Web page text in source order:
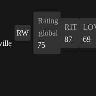
RW
Rating
global
75
RIT
87
69